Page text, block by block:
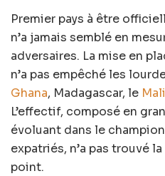
Premier pays à être
n’a jamais semblé en
adversaires. La mise en
n’a pas empêché les
Ghana, Madagascar, le Mali
L’effectif, composé en
évoluant dans le
expatriés, n’a pas trouvé
point.